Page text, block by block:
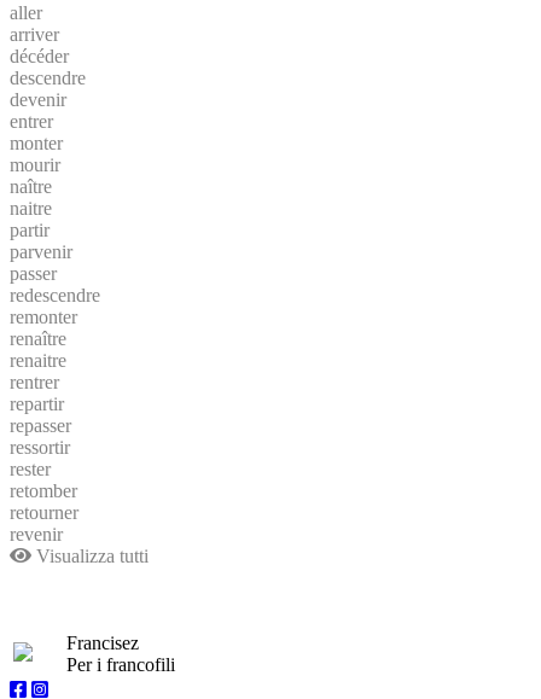
aller
arriver
décéder
descendre
devenir
entrer
monter
mourir
naître
naitre
partir
parvenir
passer
redescendre
remonter
renaître
renaitre
rentrer
repartir
repasser
ressortir
rester
retomber
retourner
revenir
Visualizza tutti
Francisez
Per i francofili